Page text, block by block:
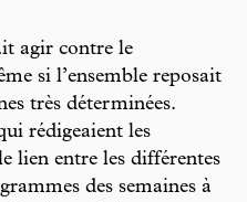
agir contre le
si l’ensemble reposait
très déterminées.
rédigeaient les
lien entre les différentes
des semaines à